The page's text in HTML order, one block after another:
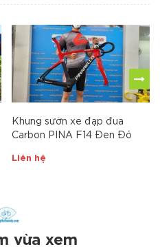
Khung sườn xe đạp đua
Carbon PINA F14 Đen Đỏ
Liên hệ
vừa xem